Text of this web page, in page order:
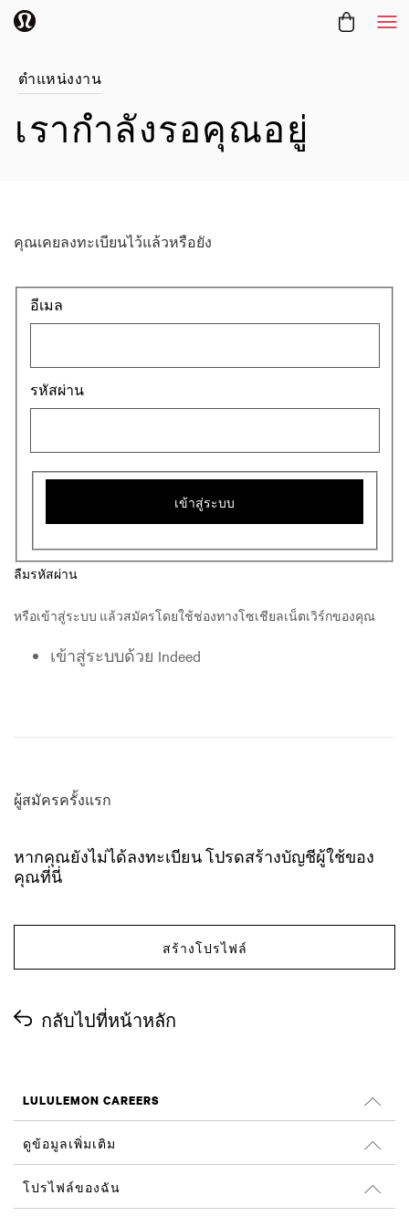
ตำแหน่งงาน
เรากำลังรอคุณอยู่
คุณเคยลงทะเบียนไว้แล้วหรือยัง
Login: user and password
อีเมล
รหัสผ่าน
เข้าสู่ระบบ
ลืมรหัสผ่าน
หรือเข้าสู่ระบบ แล้วสมัครโดยใช้ช่องทางโซเชียลเน็ตเวิร์กของคุณ
เข้าสู่ระบบด้วย Indeed
ผู้สมัครครั้งแรก
หากคุณยังไม่ได้ลงทะเบียน โปรดสร้างบัญชีผู้ใช้ของ
คุณที่นี่
สร้างโปรไฟล์
กลับไปที่หน้าหลัก
LULULEMON CAREERS
ตำแหน่งงาน
ค้นหางาน
ดูข้อมูลเพิ่มเติม
รีวิวจาก Glassdoor
ความยั่งยืนและผลลัพธ์ทางสังคม
โปรไฟล์ของฉัน